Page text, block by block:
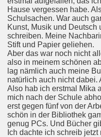
Hause vergessen habe.
Schulsachen. War auch
Kunst, Musik und Deutsch
schreiben. Meine
Stift und Papier geliehen.
Aber das war noch nicht
also in meinem schönen
lag nämlich auch meine
natürlich auch nicht dabei.
Also hab ich erstmal Mika
mich nach der Schule
erst gegen fünf von der
schön in der Bibliothek
genug PCs. Und Bücher
Ich dachte ich schreib